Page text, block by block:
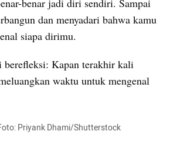
benar jadi diri sendiri. Sampai
dan menyadari bahwa kamu
siapa dirimu.
berefleksi: Kapan terakhir kali
waktu untuk mengenal
Priyank Dhami/Shutterstock